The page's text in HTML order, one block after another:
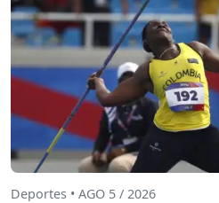
Deportes • AGO 5 / 2026